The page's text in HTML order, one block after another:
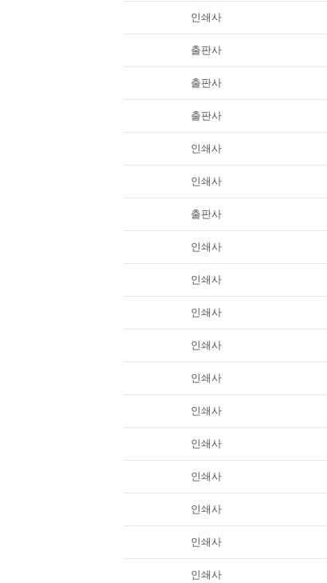
인쇄사
출판사
출판사
출판사
인쇄사
인쇄사
출판사
인쇄사
인쇄사
인쇄사
인쇄사
인쇄사
인쇄사
인쇄사
인쇄사
인쇄사
인쇄사
인쇄사